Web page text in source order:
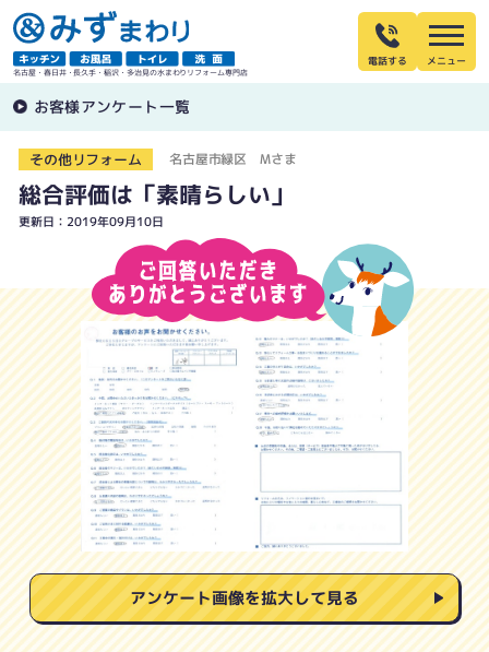
名古屋・春日井・長久手・稲沢・多治見の水まわりリフォーム専門店
電話する
お客様アンケート一覧
その他リフォーム 名古屋市緑区 Mさま
総合評価は「素晴らしい」
更新日：2019年09月10日
アンケート画像を拡大して見る